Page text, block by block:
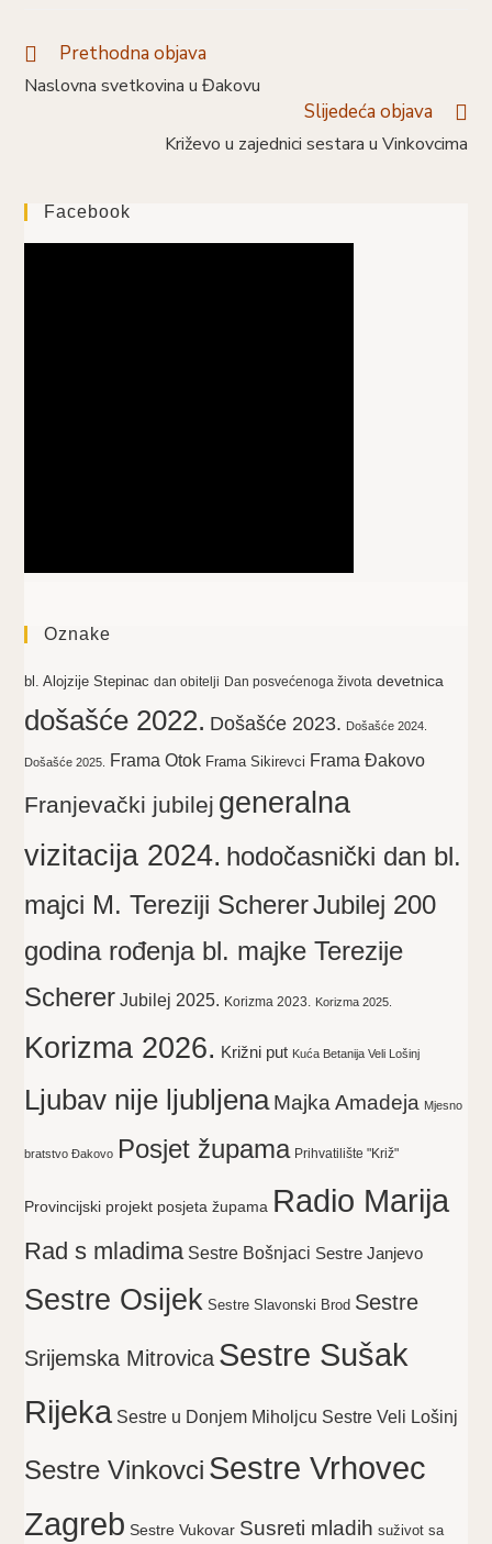
Pročitaj
članaka
Prethodna objava
Naslovna svetkovina u Đakovu
Slijedeća objava
Križevo u zajednici sestara u Vinkovcima
Facebook
Oznake
bl. Alojzije Stepinac dan obitelji Dan posvećenoga života devetnica
došašće 2022. Došašće 2023. Došašće 2024.
Došašće 2025. Frama Otok Frama Sikirevci Frama Đakovo
Franjevački jubilej generalna
vizitacija 2024. hodočasnički dan bl.
majci M. Tereziji SchererJubilej 200
godina rođenja bl. majke Terezije
Scherer Jubilej 2025. Korizma 2023. Korizma 2025.
Korizma 2026. Križni put Kuća Betanija Veli Lošinj
Ljubav nije ljubljena Majka Amadeja Mjesno
bratstvo Đakovo Posjet župama Prihvatilište "Križ"
Provincijski projekt posjeta župama Radio Marija
Rad s mladima Sestre Bošnjaci Sestre Janjevo
Sestre Osijek Sestre Slavonski Brod Sestre
Srijemska Mitrovica Sestre Sušak
Rijeka Sestre u Donjem Miholjcu Sestre Veli Lošinj
Sestre Vinkovci Sestre Vrhovec
Zagreb Sestre Vukovar Susreti mladih suživot sa